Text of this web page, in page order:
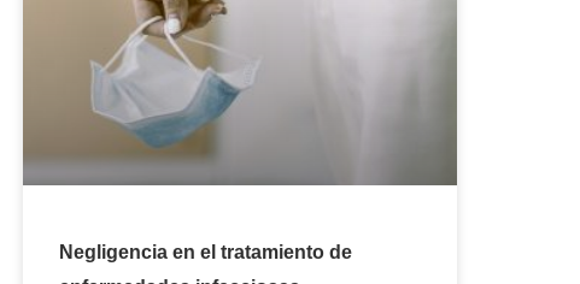
Negligencia en el tratamiento de